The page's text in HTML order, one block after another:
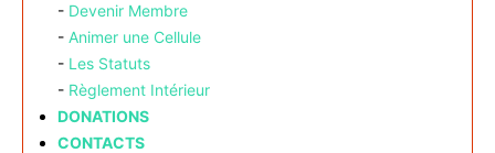
- Devenir Membre
- Animer une Cellule
- Les Statuts
- Règlement Intérieur
DONATIONS
CONTACTS